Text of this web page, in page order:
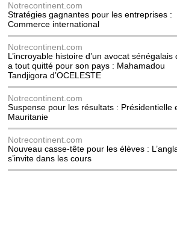
Notrecontinent.com
Stratégies gagnantes pour les entreprises :
Commerce international
Notrecontinent.com
L’incroyable histoire d’un avocat sénégalais
a tout quitté pour son pays : Mahamadou
Tandjigora d’OCELESTE
Notrecontinent.com
Suspense pour les résultats : Présidentielle
Mauritanie
Notrecontinent.com
Nouveau casse-tête pour les élèves :
s’invite dans les cours